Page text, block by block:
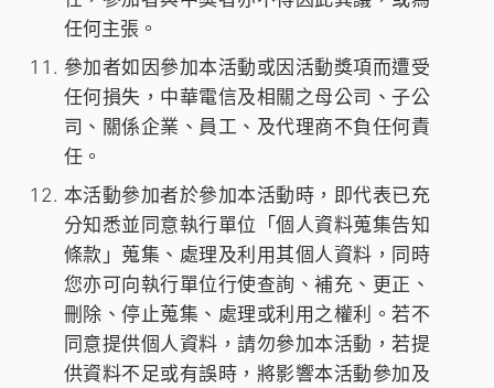
任何主張。
參加者如因參加本活動或因活動獎項而遭受
任何損失，中華電信及相關之母公司、子公
司、關係企業、員工、及代理商不負任何責
任。
本活動參加者於參加本活動時，即代表已充
分知悉並同意執行單位「個人資料蒐集告知
條款」蒐集、處理及利用其個人資料，同時
您亦可向執行單位行使查詢、補充、更正、
刪除、停止蒐集、處理或利用之權利。若不
同意提供個人資料，請勿參加本活動，若提
供資料不足或有誤時，將影響本活動參加及